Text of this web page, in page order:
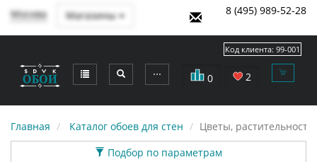
Москва Магазины 8 (495) 989-52-28
⋯ 0 2
Код клиента: 99-001
Главная Каталог обоев для стен
Цветы, растительность
Подбор по параметрам